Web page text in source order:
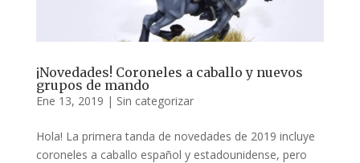
¡Novedades! Coroneles a caballo y nuevos
grupos de mando
Ene 13, 2019 | Sin categorizar
Hola! La primera tanda de novedades de 2019 incluye
coroneles a caballo español y estadounidense, pero